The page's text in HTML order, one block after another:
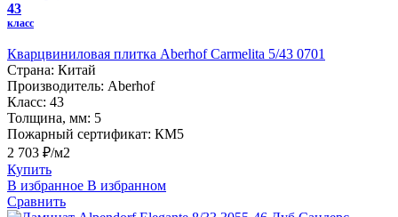
43
класс
Кварцвиниловая плитка Aberhof Carmelita 5/43 0701
Страна: Китай
Производитель: Aberhof
Класс: 43
Толщина, мм: 5
Пожарный сертификат: КМ5
2 703 ₽/м2
Купить
В избранное В избранном
Сравнить